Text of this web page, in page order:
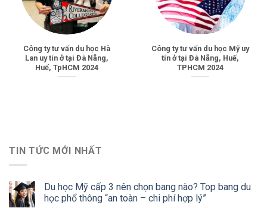
Công ty tư vấn du học Hà
Lan uy tín ở tại Đà Nẵng,
Huế, TpHCM 2024
Công ty tư vấn du học Mỹ uy
tín ở tại Đà Nẵng, Huế,
TPHCM 2024
TIN TỨC MỚI NHẤT
Du học Mỹ cấp 3 nên chọn bang nào? Top bang du
học phổ thông “an toàn – chi phí hợp lý”